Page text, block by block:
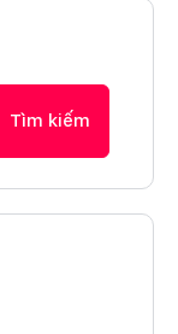
Tìm kiếm